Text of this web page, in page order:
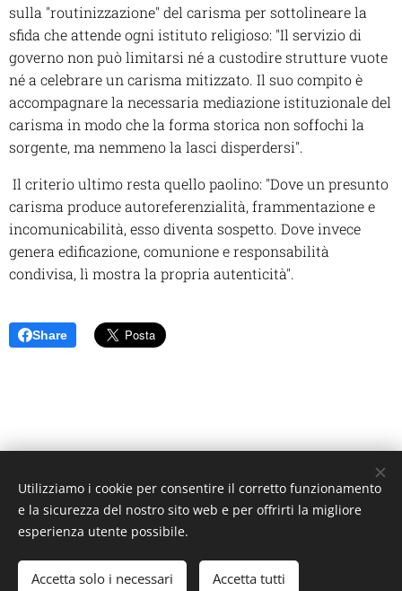
sulla "routinizzazione" del carisma per sottolineare la
sfida che attende ogni istituto religioso: "Il servizio di
governo non può limitarsi né a custodire strutture vuote
né a celebrare un carisma mitizzato. Il suo compito è
accompagnare la necessaria mediazione istituzionale del
carisma in modo che la forma storica non soffochi la
sorgente, ma nemmeno la lasci disperdersi".
Il criterio ultimo resta quello paolino: "Dove un presunto
carisma produce autoreferenzialità, frammentazione e
incomunicabilità, esso diventa sospetto. Dove invece
genera edificazione, comunione e responsabilità
condivisa, lì mostra la propria autenticità".
Share
Unione Superiori Generali - Via dei Penitenzieri 19 -00193 ROMA
Cookies
Lingue
Italiano
English Français Español
Utilizziamo i cookie per consentire il corretto funzionamento
e la sicurezza del nostro sito web e per offrirti la migliore
esperienza utente possibile.
Accetta solo i necessari Accetta tutti